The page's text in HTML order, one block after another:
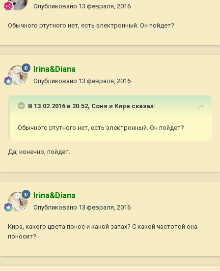
Опубликовано 13 февраля, 2016
Обычного ртутного нет, есть электронный. Он пойдет?
Irina&Diana
Опубликовано 13 февраля, 2016
В 13.02.2016 в 20:52, Соня и Кира сказал:
Обычного ртутного нет, есть электронный. Он пойдет?
Да, конечно, пойдет.
Irina&Diana
Опубликовано 13 февраля, 2016
Кира, какого цвета понос и какой запах? С какой частотой она
поносит?